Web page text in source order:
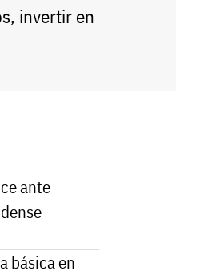
invertir en
ante
básica en